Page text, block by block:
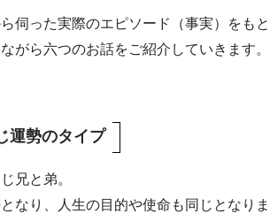
伺った実際のエピソード（事実）をもと
がら六つのお話をご紹介していきます。
運勢のタイプ
兄と弟。
なり、人生の目的や使命も同じとなりま